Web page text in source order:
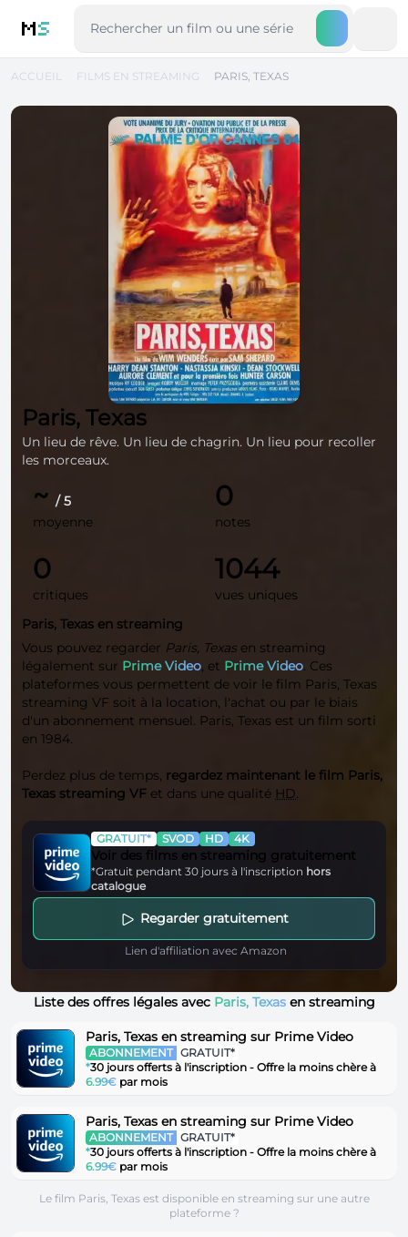
MS
ACCUEIL FILMS EN STREAMING PARIS, TEXAS
Paris, Texas
Un lieu de rêve. Un lieu de chagrin. Un lieu pour recoller
les morceaux.
~ / 5
moyenne
0
notes
0
critiques
1044
vues uniques
Paris, Texas en streaming
Vous pouvez regarder Paris, Texasen streaming
légalement sur Prime Video, et Prime Video. Ces
plateformes vous permettent de voir le film Paris, Texas
streaming VF soit à la location, l'achat ou par le biais
d'un abonnement mensuel. Paris, Texas est un film sorti
en 1984.
Perdez plus de temps, regardez maintenant le film Paris,
Texas streaming VF et dans une qualité HD.
GRATUIT* SVOD HD 4K
Voir des films en streaming gratuitement
*Gratuit pendant 30 jours à l'inscription hors
catalogue
Regarder gratuitement
Lien d'affiliation avec Amazon
Liste des offres légales avec Paris, Texasen streaming
Paris, Texas en streaming sur Prime Video
ABONNEMENT GRATUIT*
*30 jours offerts à l'inscription - Offre la moins chère à
6.99€ par mois
Paris, Texas en streaming sur Prime Video
ABONNEMENT GRATUIT*
*30 jours offerts à l'inscription - Offre la moins chère à
6.99€ par mois
Le film Paris, Texas est disponible en streaming sur une autre
plateforme ?